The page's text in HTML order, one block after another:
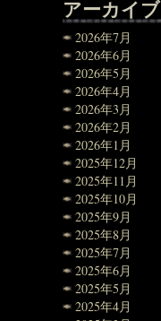
アーカイブ
2026年7月
2026年6月
2026年5月
2026年4月
2026年3月
2026年2月
2026年1月
2025年12月
2025年11月
2025年10月
2025年9月
2025年8月
2025年7月
2025年6月
2025年5月
2025年4月